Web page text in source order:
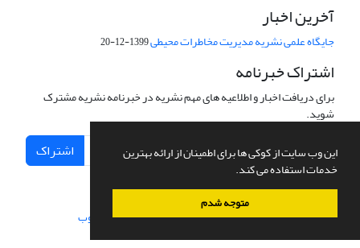
این وب سایت از کوکی ها برای اطمینان از ارائه بهترین
خدمات استفاده می کند.
متوجه شدم
آخرین اخبار
جایگاه علمی نشریه مدیریت مخاطرات محیطی1399-12-20
اشتراک خبرنامه
برای دریافت اخبار و اطلاعیه های مهم نشریه در خبرنامه نشریه مشترک
شوید.
اشتراک
سامانه مدیریت نشریات علمی.طراحی و پیاده سازی از سیناوب